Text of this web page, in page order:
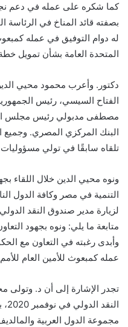
كما شكره على عمله في دعم
بصفته قائد المناخ في الرئاسة
له دوام التوفيق في عمله
المتحدة العامة بشأن تمويل خطة
دكتور. وأعرب محمود محيي
الفتاح السيسي، رئيس
مصطفى مدبولي رئيس مجلس
البنك المركزي المصري.
تلقاه سابقًا في تولي
ونوه محيي الدين خلال
التنمية في مصر وكافة الدول
لزيارة مدير صندوق النقد
متابعة ما يلي: ونوه بجهود
وأبدى رغبته في التعاون مع
عمله كمبعوث للأمين العام
تجدر الإشارة إلى أن د.
مجموعة الدول العربية